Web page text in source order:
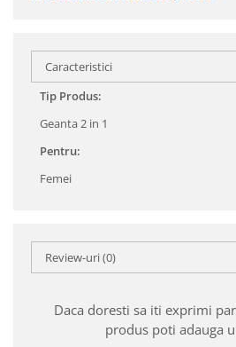
Caracteristici
Tip Produs:
Geanta 2 in 1
Pentru:
Femei
Review-uri(0)
Daca doresti sa iti exprimi
produs poti adauga